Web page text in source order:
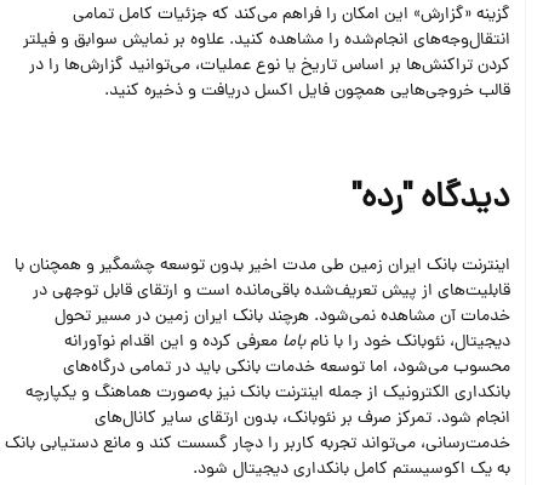
گزینه «گزارش» این امکان را فراهم می‌کند که جزئیات کامل تمامی
انتقال‌وجه‌های انجام‌شده را مشاهده کنید. علاوه بر نمایش سوابق و فیلتر
کردن تراکنش‌ها بر اساس تاریخ یا نوع عملیات، می‌توانید گزارش‌ها را در
قالب خروجی‌هایی همچون فایل اکسل دریافت و ذخیره کنید.
دیدگاه "رده"
اینترنت‌ بانک ایران‌ زمین طی مدت اخیر بدون توسعه چشمگیر و همچنان با
قابلیت‌های از پیش تعریف‌شده باقی‌مانده است و ارتقای قابل توجهی در
خدمات آن مشاهده نمی‌شود. هرچند بانک ایران‌ زمین در مسیر تحول
دیجیتال، نئوبانک خود را با نام با‌مامعرفی کرده و این اقدام نوآورانه
محسوب می‌شود، اما توسعه خدمات بانکی باید در تمامی درگاه‌های
بانکداری الکترونیک از جمله اینترنت‌ بانک نیز به‌صورت هماهنگ و یکپارچه
انجام شود. تمرکز صرف بر نئوبانک، بدون ارتقای سایر کانال‌های
خدمت‌رسانی، می‌تواند تجربه کاربر را دچار گسست کند و مانع دستیابی بانک
به یک اکوسیستم کامل بانکداری دیجیتال شود.